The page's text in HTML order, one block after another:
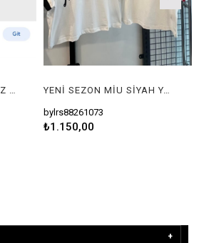
YENİ SEZON CLNE BEYAZ TSHİRT YENİ SEZON MİU SİYAH YAZILI CROP TSHİRT
bylrs88261073
₺1.150,00